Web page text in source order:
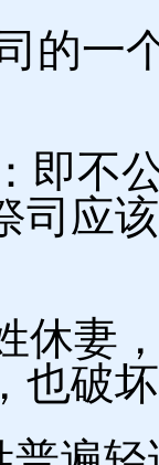
的一
即不
司应
休妻
也破